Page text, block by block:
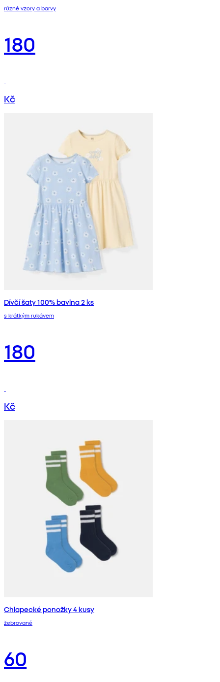
různé vzory a barvy
180
Kč
Dívčí šaty 100% bavlna 2 ks
s krátkým rukávem
180
Kč
Chlapecké ponožky 4 kusy
žebrované
60